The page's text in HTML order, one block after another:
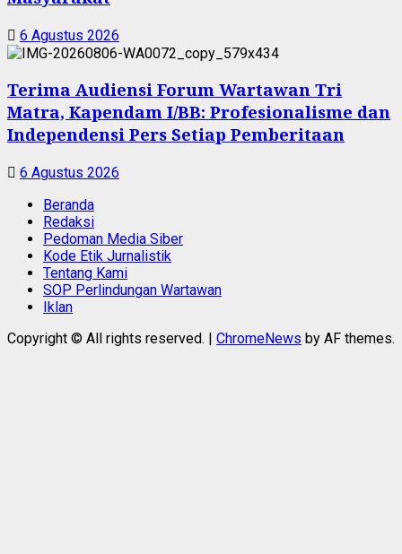
6 Agustus 2026
Terima Audiensi Forum Wartawan Tri
Matra, Kapendam I/BB: Profesionalisme dan
Independensi Pers Setiap Pemberitaan
6 Agustus 2026
Beranda
Redaksi
Pedoman Media Siber
Kode Etik Jurnalistik
Tentang Kami
SOP Perlindungan Wartawan
Iklan
Copyright © All rights reserved. | ChromeNews by AF themes.